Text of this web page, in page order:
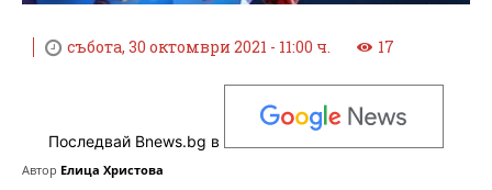
събота, 30 октомври 2021 - 11:00 ч. 17
Последвай Bnews.bg в
Автор Елица Христова